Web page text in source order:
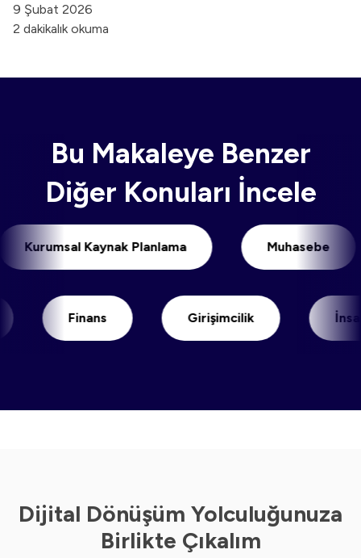
süreçlerini ve işletmelere sağladığı avantajları bu rehberde
keşfedin.
9 Şubat 2026
2 dakikalık okuma
Bu Makaleye Benzer
Diğer Konuları İncele
Kurumsal Kaynak Planlama Muhasebe
Finans Girişimcilik İnsan
Dijital Dönüşüm Yolculuğunuza
Birlikte Çıkalım